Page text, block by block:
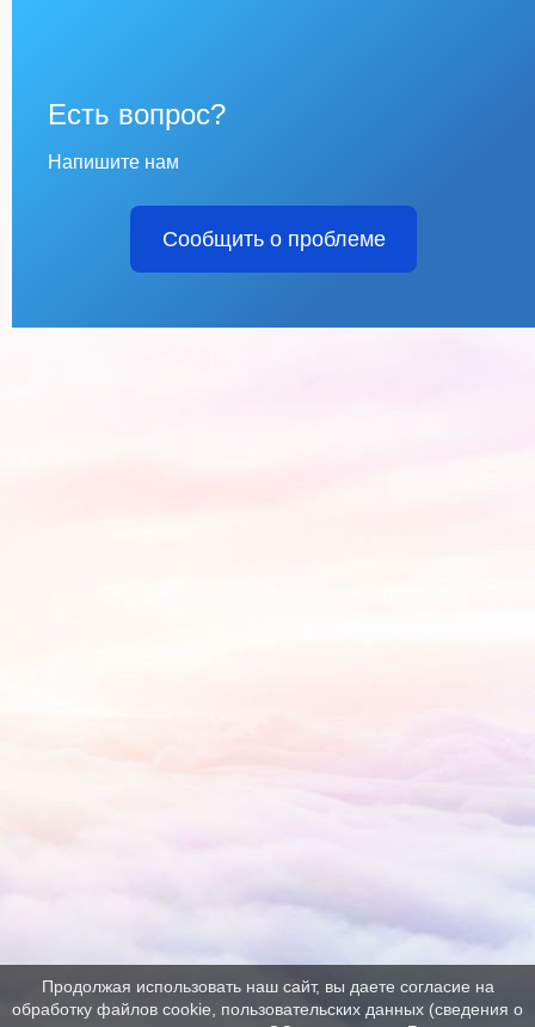
Есть вопрос?
Напишите нам
Сообщить о проблеме
Продолжая использовать наш сайт, вы даете согласие на
обработку файлов cookie, пользовательских данных (сведения о